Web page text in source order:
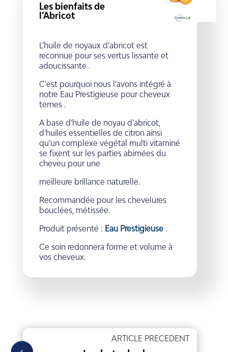
Les bienfaits de
l’Abricot
L’huile de noyaux d’abricot est
reconnue pour ses vertus lissante et
adoucissante .
C’est pourquoi nous l’avons intégré à
notre Eau Prestigieuse pour cheveux
ternes .
A base d’huile de noyau d’abricot,
d’huiles essentielles de citron ainsi
qu’un complexe végétal multi vitaminé
se fixent sur les parties abimées du
cheveu pour une
meilleure brillance naturelle.
Recommandée pour les chevelures
bouclées, métissée.
Produit présenté : Eau Prestigieuse .
Ce soin redonnera forme et volume à
vos cheveux.
ARTICLE PRECEDENT